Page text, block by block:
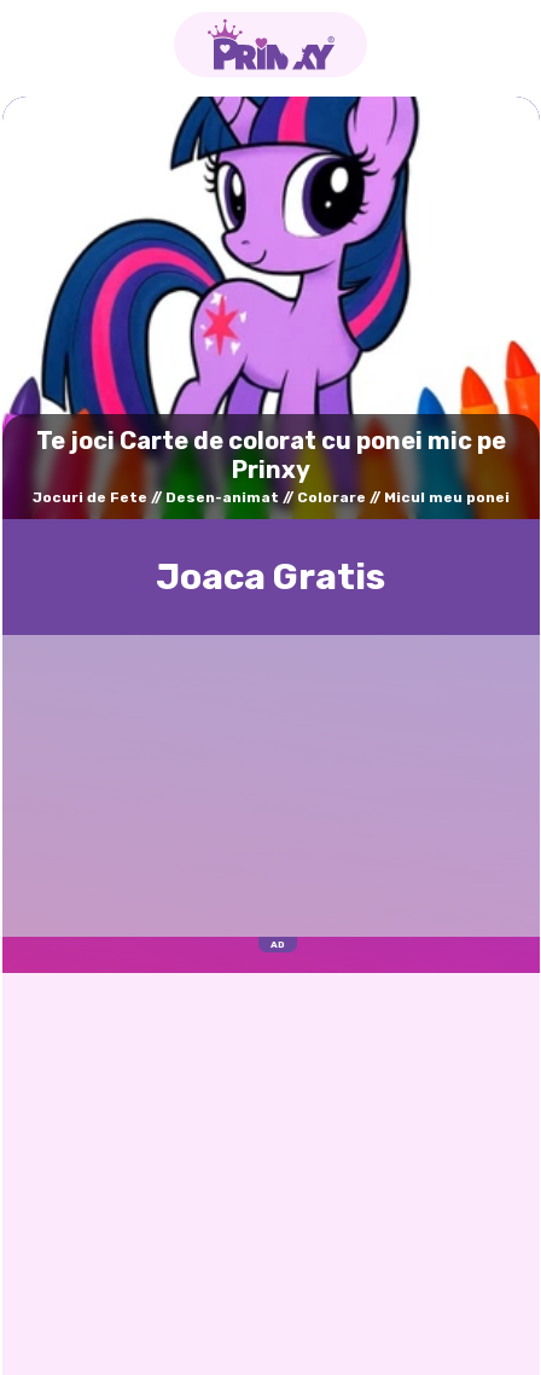
Te joci Carte de colorat cu ponei mic pe
Prinxy
Jocuri de Fete Desen-animat Colorare Micul meu ponei
Joaca Gratis